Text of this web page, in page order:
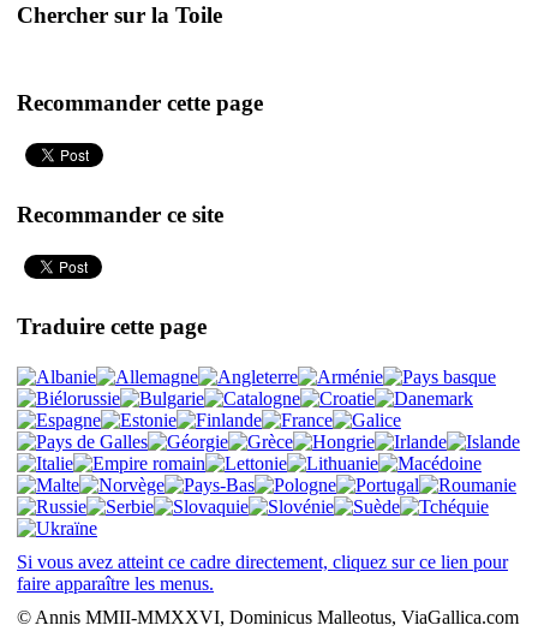
Chercher sur la Toile
Recommander cette page
Recommander ce site
Traduire cette page
Si vous avez atteint ce cadre directement, cliquez sur ce lien pour
faire apparaître les menus.
© Annis MMII-MMXXVI, Dominicus Malleotus, ViaGallica.com